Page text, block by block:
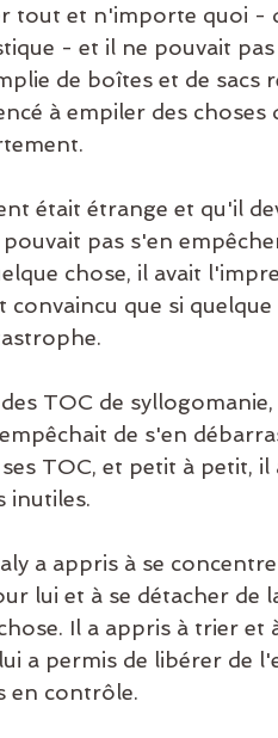
tout et n'importe quoi -
- et il ne pouvait
de boîtes et de sacs
à empiler des choses
était étrange et qu'il
pas s'en
chose, il avait
que si
TOC de
de s'en
TOC, et petit à petit, il
inutiles.
a appris à se
lui et à se détacher de
Il a appris à trier et
a permis de libérer de
en contrôle.